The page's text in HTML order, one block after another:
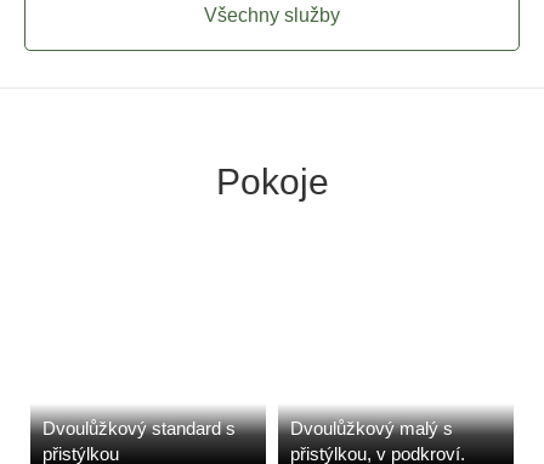
Všechny služby
Pokoje
Dvoulůžkový standard s
přistýlkou
Dvoulůžkový malý s
přistýlkou, v podkroví.